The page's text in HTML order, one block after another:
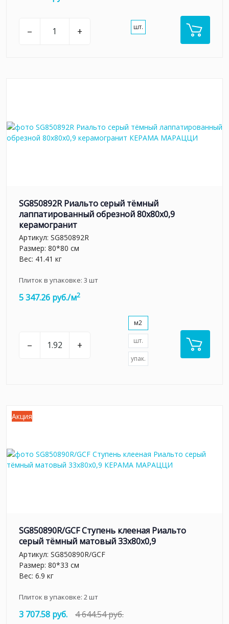
– + шт.
SG850892R Риальто серый тёмный
лаппатированный обрезной 80x80x0,9
керамогранит
Артикул: SG850892R
Размер: 80*80 см
Вес: 41.41 кг
Плиток в упаковке: 3 шт
5 347.26 руб./м2
– +
м2
шт.
упак.
Акция
SG850890R/GCF Ступень клееная Риальто
серый тёмный матовый 33x80x0,9
Артикул: SG850890R/GCF
Размер: 80*33 см
Вес: 6.9 кг
Плиток в упаковке: 2шт
3 707.58 руб. 4 644.54 руб.